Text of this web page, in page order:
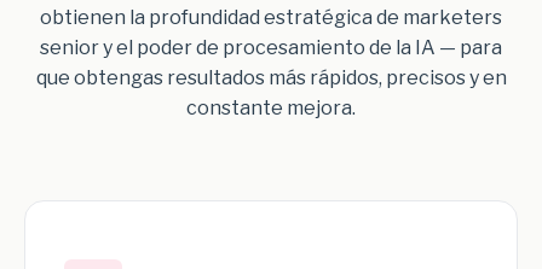
obtienen la profundidad estratégica de marketers
senior y el poder de procesamiento de la IA — para
que obtengas resultados más rápidos, precisos y en
constante mejora.